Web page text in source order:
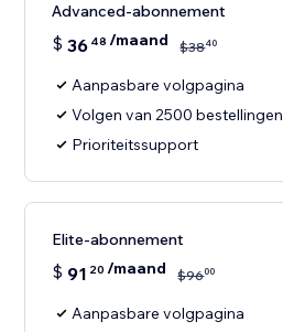
Advanced-abonnement
$ 36 48 /maand $3840
Aanpasbare volgpagina
Volgen van 2500 bestellingen
Prioriteitssupport
Elite-abonnement
$ 91 20 /maand $9600
Aanpasbare volgpagina